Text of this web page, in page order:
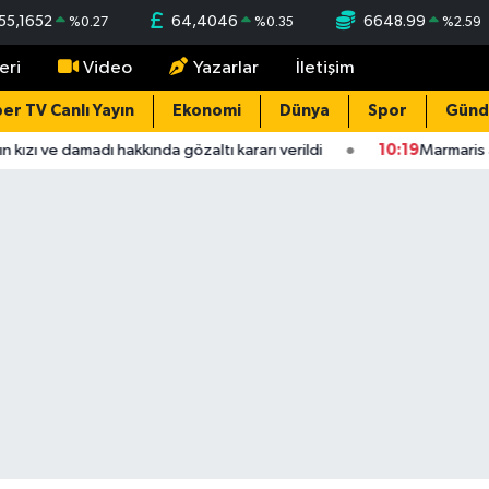
%0.27 64,4046 %0.35 6648.99 %2.59
Video Yazarlar İletişim
TV Canlı Yayın Ekonomi Dünya Spor
ve damadı hakkında gözaltı kararı verildi 10:19Marmaris